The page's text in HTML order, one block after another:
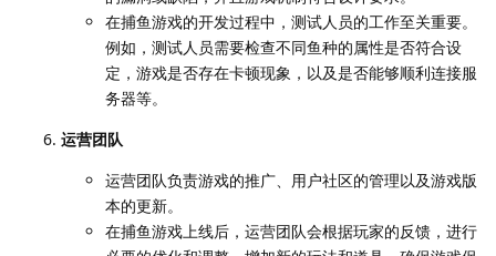
在捕鱼游戏的开发过程中，测试人员的工作至关重要。
例如，测试人员需要检查不同鱼种的属性是否符合设
定，游戏是否存在卡顿现象，以及是否能够顺利连接服
务器等。
运营团队
运营团队负责游戏的推广、用户社区的管理以及游戏版
本的更新。
在捕鱼游戏上线后，运营团队会根据玩家的反馈，进行